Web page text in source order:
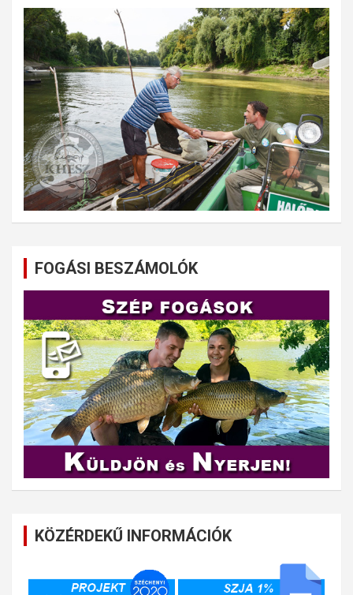
FOGÁSI BESZÁMOLÓK
KÖZÉRDEKŰ INFORMÁCIÓK